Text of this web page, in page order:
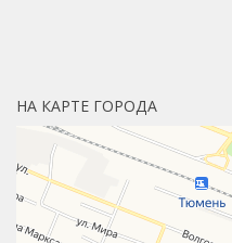
НА КАРТЕ ГОРОДА